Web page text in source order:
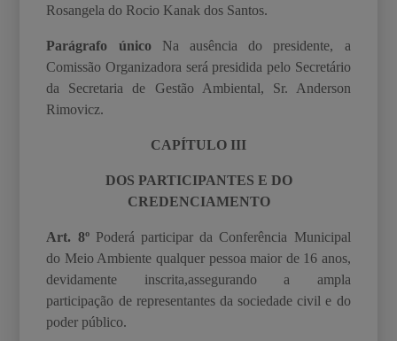
Rosangela do Rocio Kanak dos Santos.
Parágrafo único Na ausência do presidente, a
Comissão Organizadora será presidida pelo Secretário
da Secretaria de Gestão Ambiental, Sr. Anderson
Rimovicz.
CAPÍTULO III
DOS PARTICIPANTES E DO
CREDENCIAMENTO
Art. 8º Poderá participar da Conferência Municipal
do Meio Ambiente qualquer pessoa maior de 16 anos,
devidamente inscrita,assegurando a ampla
participação de representantes dasociedade civil e do
poder público.